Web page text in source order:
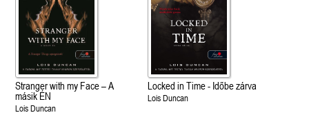
Stranger with my Face – A
másik ÉN
Lois Duncan
Locked in Time - Időbe zárva
Lois Duncan